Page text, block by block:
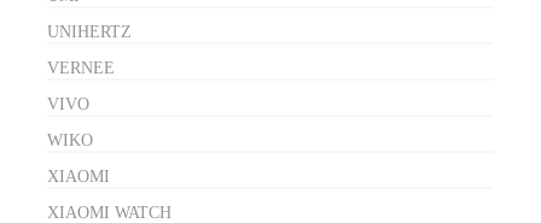
UNIHERTZ
VERNEE
VIVO
WIKO
XIAOMI
XIAOMI WATCH